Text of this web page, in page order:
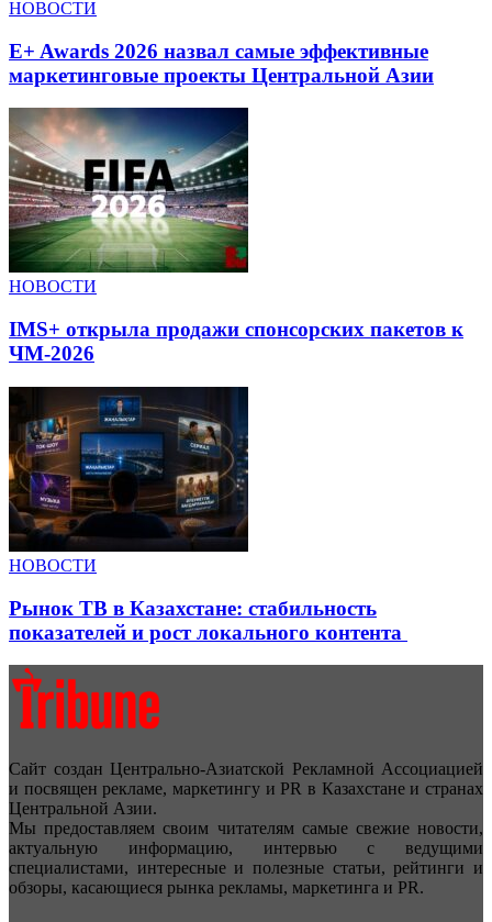
НОВОСТИ
E+ Awards 2026 назвал самые эффективные
маркетинговые проекты Центральной Азии
НОВОСТИ
IMS+ открыла продажи спонсорских пакетов к
ЧМ-2026
НОВОСТИ
Рынок ТВ в Казахстане: стабильность
показателей и рост локального контента
Сайт создан Центрально-Азиатской Рекламной Ассоциацией
и посвящен рекламе, маркетингу и PR в Казахстане и странах
Центральной Азии.
Мы предоставляем своим читателям самые свежие новости,
актуальную информацию, интервью с ведущими
специалистами, интересные и полезные статьи, рейтинги и
обзоры, касающиеся рынка рекламы, маркетинга и PR.